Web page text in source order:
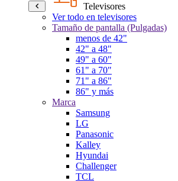
Televisores
Ver todo en televisores
Tamaño de pantalla (Pulgadas)
menos de 42"
42" a 48"
49" a 60"
61" a 70"
71" a 86"
86" y más
Marca
Samsung
LG
Panasonic
Kalley
Hyundai
Challenger
TCL